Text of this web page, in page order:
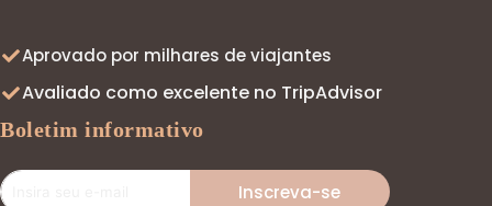
Aprovado por milhares de viajantes
Avaliado como excelente no TripAdvisor
Boletim informativo
Inscreva-se